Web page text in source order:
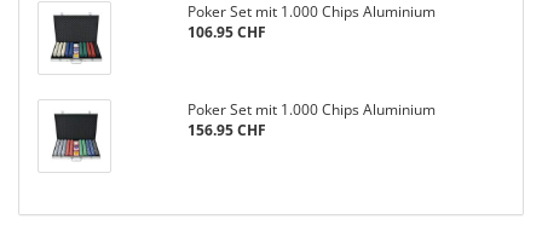
Poker Set mit 1.000 Chips Aluminium
106.95 CHF
Poker Set mit 1.000 Chips Aluminium
156.95 CHF